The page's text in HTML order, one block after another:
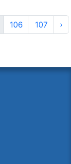
106 107 ›